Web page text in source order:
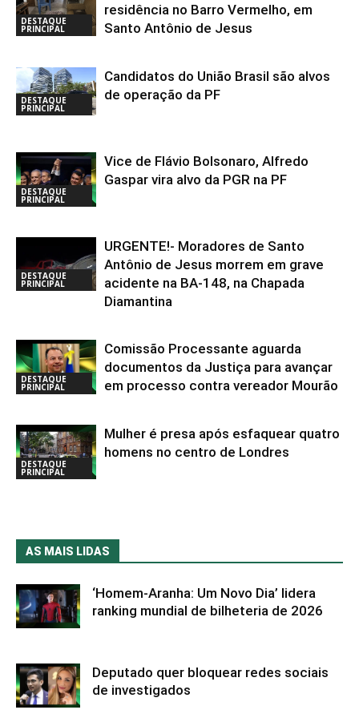
DESTAQUE
PRINCIPAL
residência no Barro Vermelho, em
Santo Antônio de Jesus
DESTAQUE
PRINCIPAL
Candidatos do União Brasil são alvos
de operação da PF
DESTAQUE
PRINCIPAL
Vice de Flávio Bolsonaro, Alfredo
Gaspar vira alvo da PGR na PF
DESTAQUE
PRINCIPAL
URGENTE!- Moradores de Santo
Antônio de Jesus morrem em grave
acidente na BA-148, na Chapada
Diamantina
DESTAQUE
PRINCIPAL
Comissão Processante aguarda
documentos da Justiça para avançar
em processo contra vereador Mourão
DESTAQUE
PRINCIPAL
Mulher é presa após esfaquear quatro
homens no centro de Londres
AS MAIS LIDAS
‘Homem-Aranha: Um Novo Dia’ lidera
ranking mundial de bilheteria de 2026
Deputado quer bloquear redes sociais
de investigados